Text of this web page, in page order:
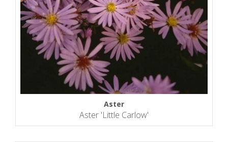
Aster
Aster 'Little Carlow'